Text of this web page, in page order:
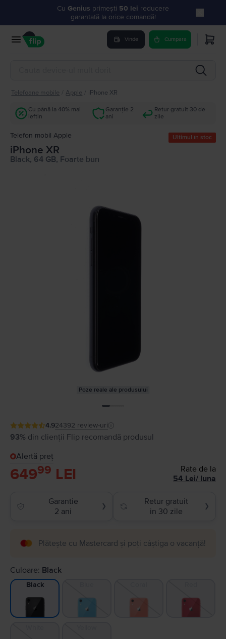
Cu Genius primești 50 lei reducere
garantată la orice comandă!
Vinde Cumpara
Telefoane mobile Apple iPhone XR
Cu până la 40% mai
ieftin
Garanție 2
ani
Retur gratuit 30 de
zile
Telefon mobil Apple Ultimul în stoc
iPhone XR
Black, 64 GB, Foarte bun
Poze reale ale produsului
4.924392 review-uri
93% din clienții Flip recomandă produsul
Alertă preț
64999 LEI
Rate de la
54 Lei/ luna
Garantie
2 ani
❯
Retur gratuit
in 30 zile
❯
Plătește cu Mastercard și poți câștiga o vacanță!
Culoare: Black
Black